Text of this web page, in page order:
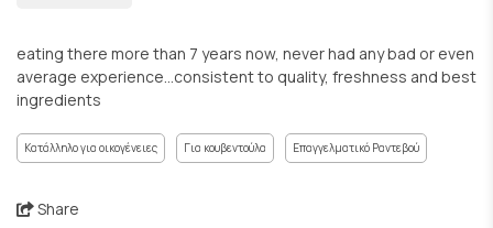
eating there more than 7 years now, never had any bad or even
average experience...consistent to quality, freshness and best
ingredients
Κατάλληλο για οικογένειες Για κουβεντούλα Επαγγελματικό Ραντεβού
Share